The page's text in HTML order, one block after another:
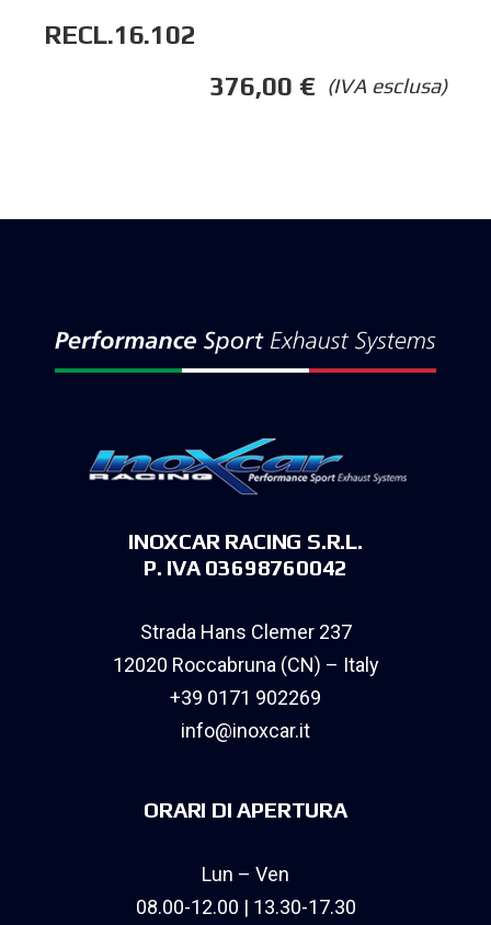
RECL.16.102
(IVA esclusa)
376,00 €
INOXCAR RACING S.R.L.
P. IVA 03698760042
Strada Hans Clemer 237
12020 Roccabruna (CN) – Italy
+39 0171 902269
info@inoxcar.it
ORARI DI APERTURA
Lun – Ven
08.00-12.00 | 13.30-17.30